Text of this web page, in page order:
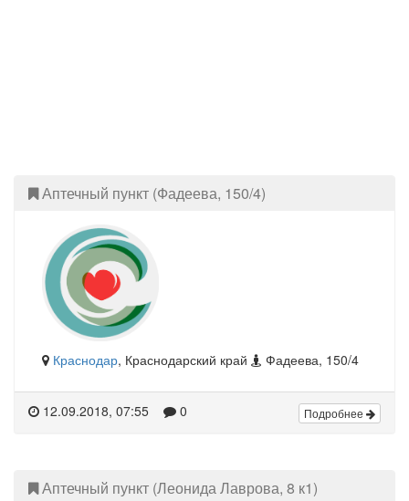
Аптечный пункт (Фадеева, 150/4)
Краснодар, Краснодарский край Фадеева, 150/4
12.09.2018, 07:55 0 Подробнее
Аптечный пункт (Леонида Лаврова, 8 к1)